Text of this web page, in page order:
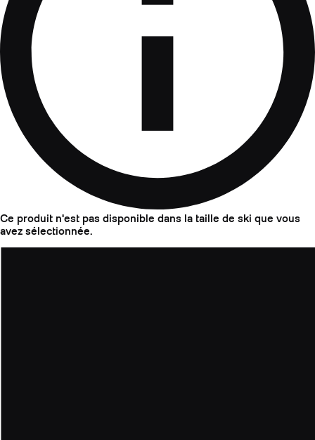
Ce produit n'est pas disponible dans la taille de ski que vous
avez sélectionnée.